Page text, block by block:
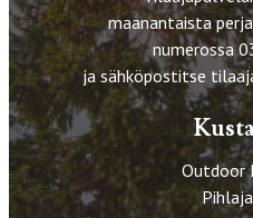
maanantaista
numerossa
ja sähköpostitse
Outdoor